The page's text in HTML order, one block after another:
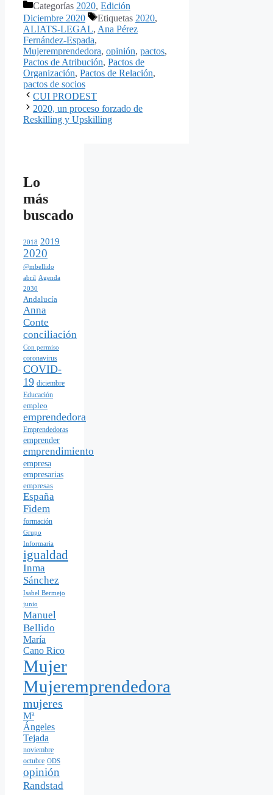
Categorías 2020, Edición
Diciembre 2020
Etiquetas 2020,
ALIATS-LEGAL, Ana Pérez
Fernández-Espada,
Mujeremprendedora, opinión, pactos,
Pactos de Atribución, Pactos de
Organización, Pactos de Relación,
pactos de socios
CUI PRODEST
2020, un proceso forzado de
Reskilling y Upskilling
Lo
más
buscado
2018 2019
2020
@mbellido
abril Agenda
2030
Andalucía
Anna
Conte
conciliación
Con permiso
coronavirus
COVID-
19 diciembre
Educación
empleo
emprendedora
Emprendedoras
emprender
emprendimiento
empresa
empresarias
empresas
España
Fidem
formación
Grupo
Informaria
igualdad
Inma
Sánchez
Isabel Bermejo
junio
Manuel
Bellido
María
Cano Rico
Mujer
Mujeremprendedora
mujeres
Mª
Ángeles
Tejada
noviembre
octubre ODS
opinión
Randstad